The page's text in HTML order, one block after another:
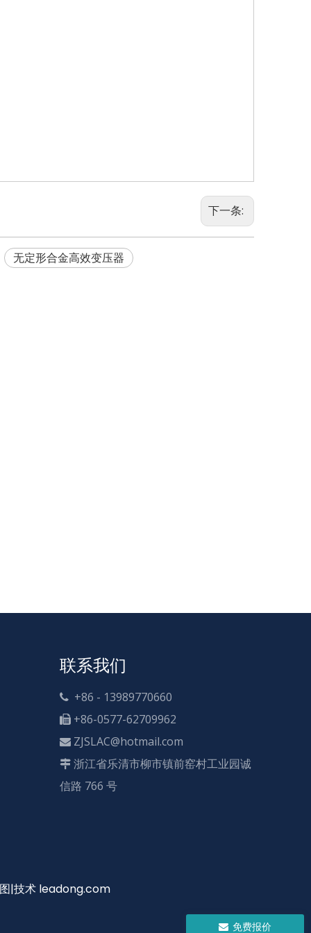
下一条:
无定形合金高效变压器
免费报价
联系我们
 +86 - 13989770660
 +86-0577-62709962
 ZJSLAC@hotmail.com
 浙江省乐清市柳市镇前窑村工业园诚
信路 766 号
|技术 leadong.com